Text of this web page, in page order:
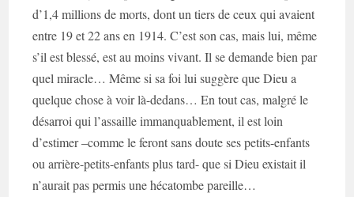
d’1,4 millions de morts, dont un tiers de ceux qui avaient
entre 19 et 22 ans en 1914. C’est son cas, mais lui, même
s’il est blessé, est au moins vivant. Il se demande bien par
quel miracle… Même si sa foi lui suggère que Dieu a
quelque chose à voir là-dedans… En tout cas, malgré le
désarroi qui l’assaille immanquablement, il est loin
d’estimer –comme le feront sans doute ses petits-enfants
ou arrière-petits-enfants plus tard- que si Dieu existait il
n’aurait pas permis une hécatombe pareille…